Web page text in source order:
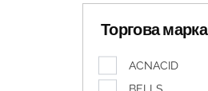
Торгова марка
ACNACID